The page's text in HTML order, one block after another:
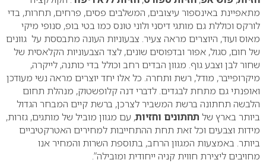
מתאפיינת באינספור עיצובים, המשלבים פסים, פרחים, תחרות, בדי
לורקס וכוללת גם מותגי דיסני ולוני טונס כמו בטי בופ, סנופי מיקי
מאוס ועוד, היוצרים מראה צעיר. צבעוניות העונה מתבססת על גוונים
של חום, סגול, אפור ובדפוסים שונים, לצד הצבעוניות הקלאסית של
שחור לבן וצבע גוף. מגוון הבדים רחב וכולל בדי כותנה, לייקרה,
מיקרופייבר, מודל, רשת ותחרה. כל אלו יחד יוצרים מראה נשי מעודכן
ואופנתי גם מתחת לבגדים. לדברי דנה קלופשטוק, מנהלת תחום
הלבשה תחתונה ברשת המשביר לצרכן, ברשת קיים המבחר הגדול
ביותר בארץ של תחתונים וחזיות, עם מגוון מוביל של מותגים, גזרות,
מידות וצבעים וכל זאת תחת ההתחייבות למחירים האטרקטיביים
ביותר. באמצעות המגוון הרחב, בתוספת השרות והמחיר אנו
מחויבים ליצירת חווית קניה ייחודית ומובילה”.